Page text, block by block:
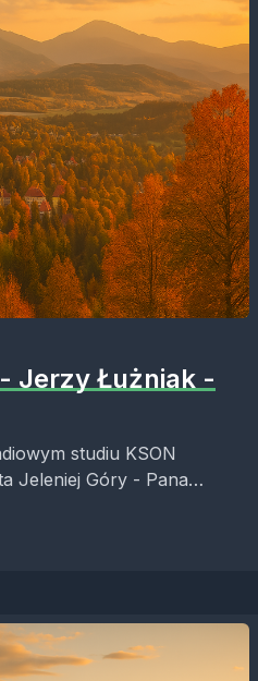
Jerzy Łużniak -
studiu KSON
Jeleniej Góry - Pana
przedstawia drogę
–...